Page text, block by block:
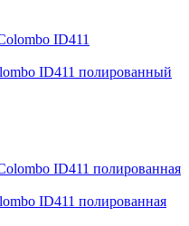
ID411 полированный
ID411 полированная